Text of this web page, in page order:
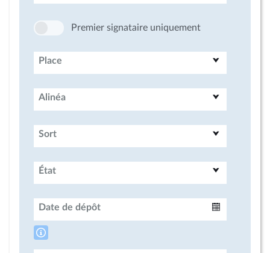
Premier signataire uniquement
Place
Alinéa
Sort
État
Date de dépôt